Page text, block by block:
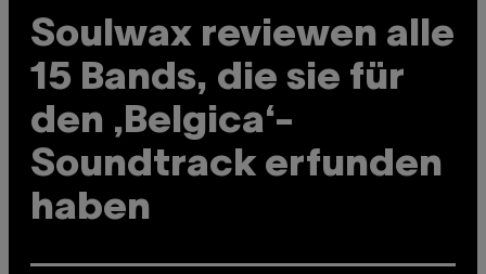
Soulwax reviewen alle
15 Bands, die sie für
den ‚Belgica‘-
Soundtrack erfunden
haben